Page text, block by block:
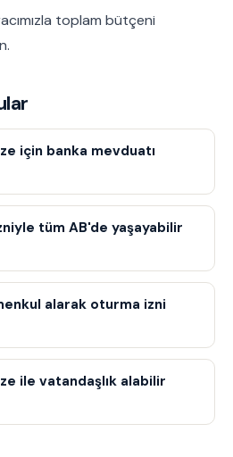
toplam bütçeni
için banka mevduatı
tüm AB'de yaşayabilir
alarak oturma izni
ile vatandaşlık alabilir